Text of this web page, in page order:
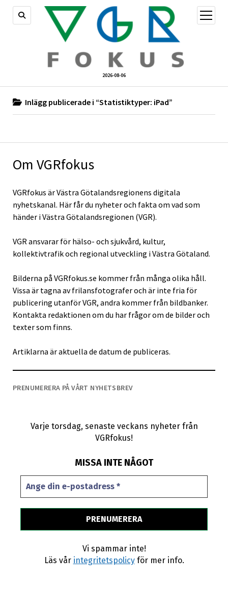
2026-08-06
öppna
meny
Om VGRfokus
VGRfokus är Västra Götalandsregionens digitala
nyhetskanal. Här får du nyheter och fakta om vad som
händer i Västra Götalandsregionen (VGR).
VGR ansvarar för hälso- och sjukvård, kultur,
kollektivtrafik och regional utveckling i Västra Götaland.
Bilderna på VGRfokus.se kommer från många olika håll.
Vissa är tagna av frilansfotografer och är inte fria för
publicering utanför VGR, andra kommer från bildbanker.
Kontakta redaktionen om du har frågor om de bilder och
texter som finns.
Artiklarna är aktuella de datum de publiceras.
PRENUMERERA PÅ VÅRT NYHETSBREV
Varje torsdag, senaste veckans nyheter från
VGRfokus!
MISSA INTE NÅGOT
Vi spammar inte!
Läs vår integritetspolicyför mer info.
Inlägg publicerade i “Statistiktyper: iPad”